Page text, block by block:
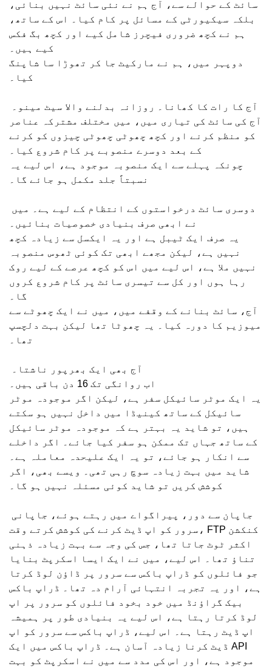
سائٹ کے حوالے سے، آج ہم نے نئی سائٹ نہیں بنائی،
بلکہ سیکیورٹی کے مسائل پر کام کیا۔ اس کے ساتھ،
ہم نے کچھ ضروری فیچرز شامل کیے اور کچھ بگ فکس
کیے ہیں۔
دوپہر میں، ہم نے مارکیٹ جا کر تھوڑا سا شاپنگ
کیا۔
آج کا رات کا کھانا۔ روزانہ بدلنے والا سیٹ مینو۔
آج کی سائٹ کی تیاری میں، میں مختلف مشترکہ عناصر
کو منظم کرنے اور کچھ چھوٹی چھوٹی چیزوں کو کرنے
کے بعد دوسرے منصوبے پر کام شروع کیا۔
چونکہ پہلے سے ایک منصوبہ موجود ہے، اس لیے یہ
نسبتاً جلد مکمل ہو جائے گا۔
دوسری سائٹ درخواستوں کے انتظام کے لیے ہے۔ میں
نے ابھی صرف بنیادی خصوصیات بنائیں۔
یہ صرف ایک ٹیبل ہے اور یہ ایکسل سے زیادہ کچھ
نہیں ہے، لیکن مجھے ابھی تک کوئی ٹھوس منصوبہ
نہیں ملا ہے، اس لیے میں اس کو کچھ عرصے کے لیے روک
رہا ہوں اور کل سے تیسری سائٹ پر کام شروع کروں
گا۔
آج، سائٹ بنانے کے وقفے میں، میں نے ایک چھوٹے سے
میوزیم کا دورہ کیا۔ یہ چھوٹا تھا لیکن بہت دلچسپ
تھا۔
آج بھی ایک بھرپور ناشتا۔
اب روانگی تک 16 دن باقی ہیں۔
یہ ایک موٹر سائیکل سفر ہے، لیکن اگر موجودہ موٹر
سائیکل کے ساتھ کینیڈا میں داخل نہیں ہو سکتے
ہیں، تو شاید یہ بہتر ہے کہ موجودہ موٹر سائیکل
کے ساتھ جہاں تک ممکن ہو سفر کیا جائے۔ اگر داخلے
سے انکار ہو جائے، تو یہ ایک علیحدہ معاملہ ہے۔
شاید میں بہت زیادہ سوچ رہی تھی۔ ویسے بھی، اگر
کوشش کریں تو شاید کوئی مسئلہ نہیں ہو گا۔
جاپان سے دور، پیراگواے میں رہتے ہوئے، جاپانی
سرور کو اپ ڈیٹ کرنے کی کوشش کرتے وقت، FTP کنکشن
اکثر ٹوٹ جاتا تھا، جس کی وجہ سے بہت زیادہ ذہنی
تناؤ تھا۔ اس لیے، میں نے ایک ایسا اسکرپٹ بنایا
جو فائلوں کو ڈراپ باکس سے سرور پر ڈاؤن لوڈ کرتا
ہے، اور یہ تجربہ انتہائی آرام دہ تھا۔ ڈراپ باکس
بیک گراؤنڈ میں خود بخود فائلوں کو سرور پر اپ
لوڈ کرتا رہتا ہے، اس لیے یہ بنیادی طور پر ہمیشہ
اپ ڈیٹ رہتا ہے۔ اس لیے، ڈراپ باکس سے سرور کو اپ
ڈیٹ کرنا زیادہ آسان ہے۔ ڈراپ باکس میں ایک API
موجود ہے، اور اس کی مدد سے میں نے اسکرپٹ کو بہت